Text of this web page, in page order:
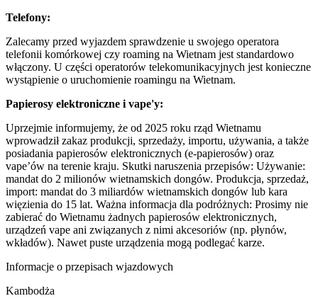
Telefony:
Zalecamy przed wyjazdem sprawdzenie u swojego operatora
telefonii komórkowej czy roaming na Wietnam jest standardowo
włączony. U części operatorów telekomunikacyjnych jest konieczne
wystąpienie o uruchomienie roamingu na Wietnam.
Papierosy elektroniczne i vape'y:
Uprzejmie informujemy, że od 2025 roku rząd Wietnamu
wprowadził zakaz produkcji, sprzedaży, importu, używania, a także
posiadania papierosów elektronicznych (e-papierosów) oraz
vape’ów na terenie kraju. Skutki naruszenia przepisów: Używanie:
mandat do 2 milionów wietnamskich dongów. Produkcja, sprzedaż,
import: mandat do 3 miliardów wietnamskich dongów lub kara
więzienia do 15 lat. Ważna informacja dla podróżnych: Prosimy nie
zabierać do Wietnamu żadnych papierosów elektronicznych,
urządzeń vape ani związanych z nimi akcesoriów (np. płynów,
wkładów). Nawet puste urządzenia mogą podlegać karze.
Informacje o przepisach wjazdowych
Kambodża